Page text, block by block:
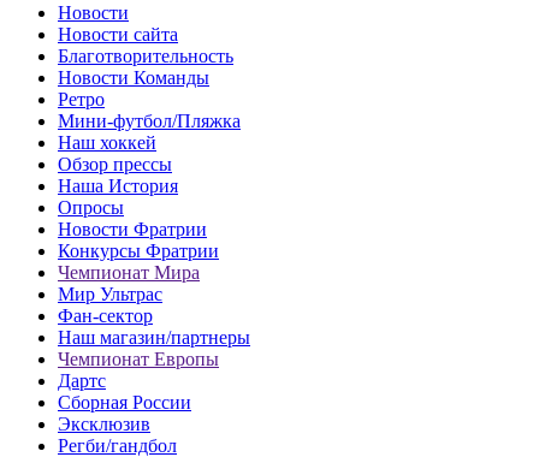
Новости
Новости сайта
Благотворительность
Новости Команды
Ретро
Мини-футбол/Пляжка
Наш хоккей
Обзор прессы
Наша История
Опросы
Новости Фратрии
Конкурсы Фратрии
Чемпионат Мира
Мир Ультрас
Фан-cектор
Наш магазин/партнеры
Чемпионат Европы
Дартс
Сборная России
Эксклюзив
Регби/гандбол